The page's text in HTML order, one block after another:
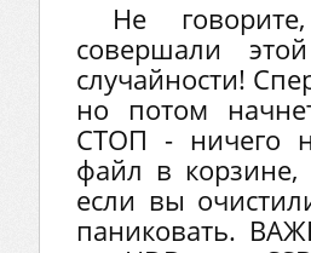
Не
совершали
случайности!
но потом
СТОП - ничего
файл в
если вы
паниковать.